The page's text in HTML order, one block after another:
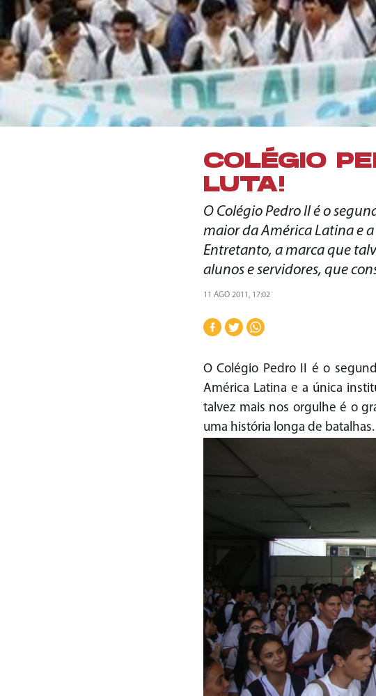
COLÉGIO
LUTA!
O Colégio Pedro II é o
maior da América Latina e
Entretanto, a marca que
alunos e servidores, que
11 AGO 2011, 17:02
O Colégio Pedro II é o
América Latina e a única
talvez mais nos orgulhe é o
uma história longa de batalhas.